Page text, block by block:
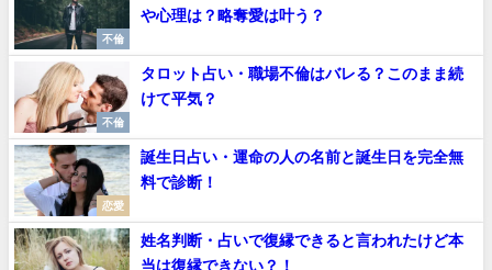
不倫
や心理は？略奪愛は叶う？
不倫
タロット占い・職場不倫はバレる？このまま続
けて平気？
恋愛
誕生日占い・運命の人の名前と誕生日を完全無
料で診断！
姓名判断・占いで復縁できると言われたけど本
当は復縁できない？！